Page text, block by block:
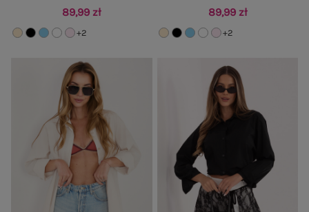
89,99 zł
+2
89,99 zł
+2